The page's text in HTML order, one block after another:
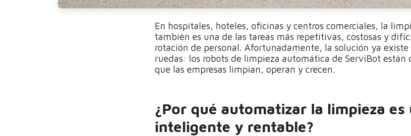
En hospitales, hoteles, oficinas y centros comerciales, la
también es una de las tareas más repetitivas, costosas y
rotación de personal. Afortunadamente, la solución ya existe
ruedas: los robots de limpieza automática de ServiBot están
que las empresas limpian, operan y crecen.
¿Por qué automatizar la limpieza es
inteligente y rentable?